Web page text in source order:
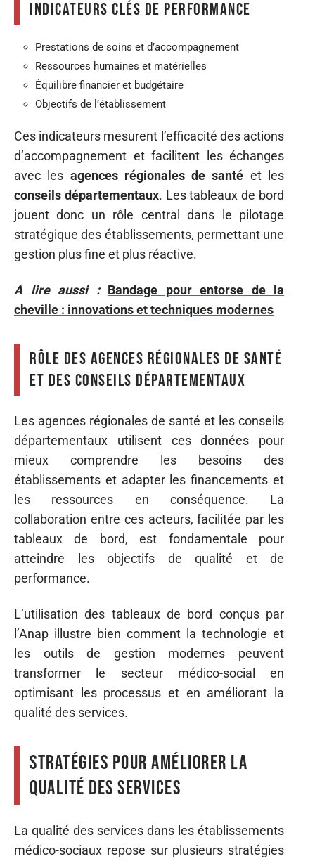
Indicateurs clés de performance
Prestations de soins et d’accompagnement
Ressources humaines et matérielles
Équilibre financier et budgétaire
Objectifs de l’établissement
Ces indicateurs mesurent l’efficacité des actions
d’accompagnement et facilitent les échanges
avec les agences régionales de santé et les
conseils départementaux. Les tableaux de bord
jouent donc un rôle central dans le pilotage
stratégique des établissements, permettant une
gestion plus fine et plus réactive.
A lire aussi : Bandage pour entorse de la
cheville : innovations et techniques modernes
Rôle des agences régionales de santé
et des conseils départementaux
Les agences régionales de santé et les conseils
départementaux utilisent ces données pour
mieux comprendre les besoins des
établissements et adapter les financements et
les ressources en conséquence. La
collaboration entre ces acteurs, facilitée par les
tableaux de bord, est fondamentale pour
atteindre les objectifs de qualité et de
performance.
L’utilisation des tableaux de bord conçus par
l’Anap illustre bien comment la technologie et
les outils de gestion modernes peuvent
transformer le secteur médico-social en
optimisant les processus et en améliorant la
qualité des services.
Stratégies pour améliorer la
qualité des services
La qualité des services dans les établissements
médico-sociaux repose sur plusieurs stratégies